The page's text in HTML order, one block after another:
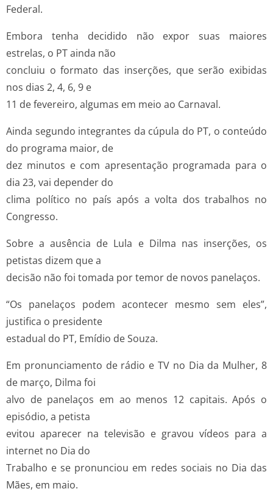
Federal.
Embora tenha decidido não expor suas maiores
estrelas, o PT ainda não
concluiu o formato das inserções, que serão exibidas
nos dias 2, 4, 6, 9 e
11 de fevereiro, algumas em meio ao Carnaval.
Ainda segundo integrantes da cúpula do PT, o conteúdo
do programa maior, de
dez minutos e com apresentação programada para o
dia 23, vai depender do
clima político no país após a volta dos trabalhos no
Congresso.
Sobre a ausência de Lula e Dilma nas inserções, os
petistas dizem que a
decisão não foi tomada por temor de novos panelaços.
“Os panelaços podem acontecer mesmo sem eles”,
justifica o presidente
estadual do PT, Emídio de Souza.
Em pronunciamento de rádio e TV no Dia da Mulher, 8
de março, Dilma foi
alvo de panelaços em ao menos 12 capitais. Após o
episódio, a petista
evitou aparecer na televisão e gravou vídeos para a
internet no Dia do
Trabalho e se pronunciou em redes sociais no Dia das
Mães, em maio.